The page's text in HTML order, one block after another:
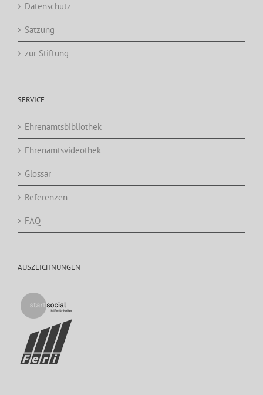
Datenschutz
Satzung
zur Stiftung
SERVICE
Ehrenamtsbibliothek
Ehrenamtsvideothek
Glossar
Referenzen
FAQ
AUSZEICHNUNGEN